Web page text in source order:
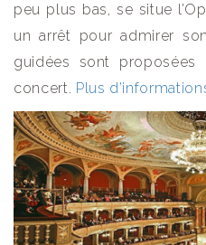
peu plus bas, se situe
un arrêt pour admirer
guidées sont
concert. Plus